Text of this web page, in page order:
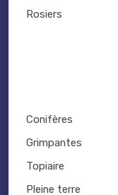
Rosiers
Conifères
Grimpantes
Topiaire
Pleine terre